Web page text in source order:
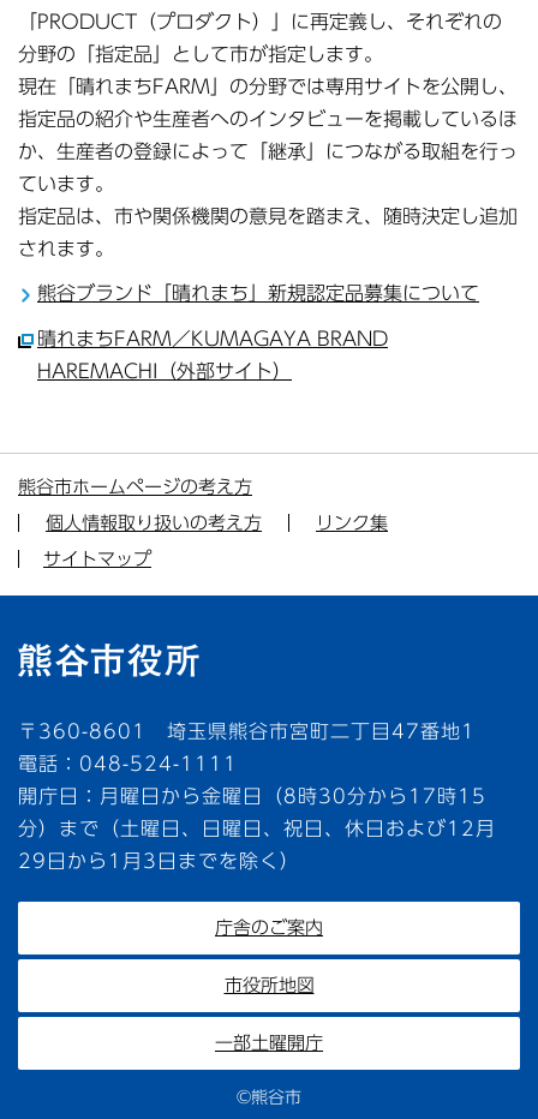
「PRODUCT（プロダクト）」に再定義し、それぞれの
分野の「指定品」として市が指定します。
現在「晴れまちFARM」の分野では専用サイトを公開し、
指定品の紹介や生産者へのインタビューを掲載しているほ
か、生産者の登録によって「継承」につながる取組を行っ
ています。
指定品は、市や関係機関の意見を踏まえ、随時決定し追加
されます。
熊谷ブランド「晴れまち」新規認定品募集について
晴れまちFARM／KUMAGAYA BRAND
HAREMACHI（外部サイト）
熊谷市ホームページの考え方
個人情報取り扱いの考え方
リンク集
サイトマップ
〒360-8601 埼玉県熊谷市宮町二丁目47番地1
電話：048-524-1111
開庁日：月曜日から金曜日（8時30分から17時15
分）まで（土曜日、日曜日、祝日、休日および12月
29日から1月3日までを除く）
庁舎のご案内
市役所地図
一部土曜開庁
©熊谷市